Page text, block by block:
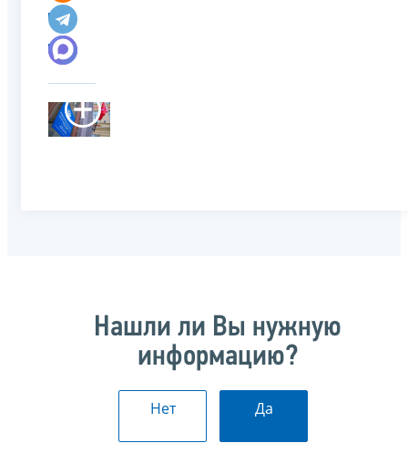
Нашли ли Вы нужную
информацию?
Нет Да